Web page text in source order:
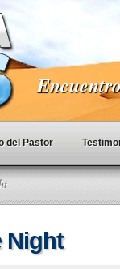
del Pastor
Night